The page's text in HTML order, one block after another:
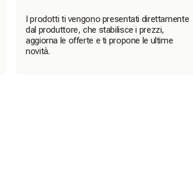
I prodotti ti vengono presentati direttamente
dal produttore, che stabilisce i prezzi,
aggiorna le offerte e ti propone le ultime
novità.